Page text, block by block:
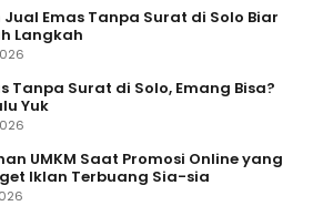
Emas Tanpa Surat di Solo Biar
Langkah
Tanpa Surat di Solo, Emang Bisa?
Yuk
UMKM Saat Promosi Online yang
Iklan Terbuang Sia-sia